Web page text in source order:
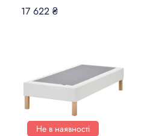
17 622 ₴
Не в наявності